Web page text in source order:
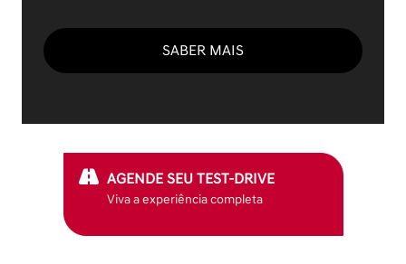
SABER MAIS
AGENDE SEU TEST-DRIVE
Viva a experiência completa